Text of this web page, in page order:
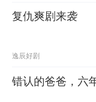
复仇爽剧来袭
逸辰好剧
错认的爸爸，六